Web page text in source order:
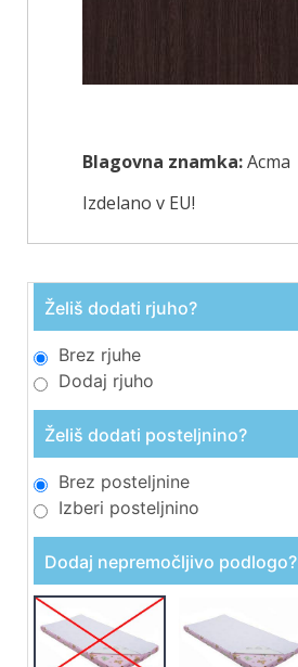
Blagovna znamka:Acma
Izdelano v EU!
Želiš dodati rjuho?
Brez rjuhe
Dodaj rjuho
Želiš dodati posteljnino?
Brez posteljnine
Izberi posteljnino
Dodaj nepremočljivo podlogo?